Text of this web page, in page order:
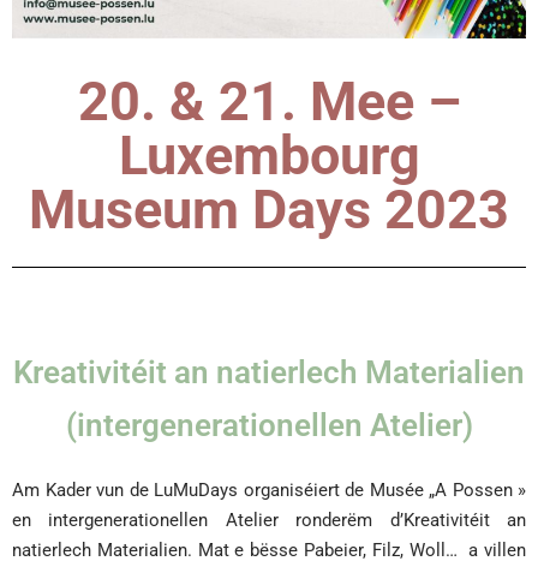
20. & 21. Mee –
Luxembourg
Museum Days 2023
Kreativitéit an natierlech Materialien
(intergenerationellen Atelier)
Am Kader vun de LuMuDays organiséiert de Musée „A Possen »
en intergenerationellen Atelier ronderëm d’Kreativitéit an
natierlech Materialien. Mat e bësse Pabeier, Filz, Woll… a villen